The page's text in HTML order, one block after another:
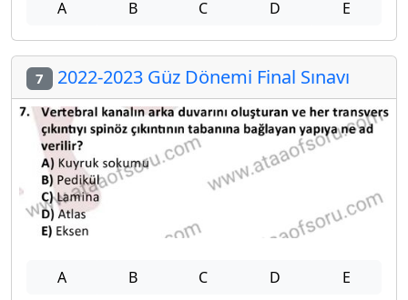
A B C D E
7 2022-2023 Güz Dönemi Final Sınavı
A B C D E